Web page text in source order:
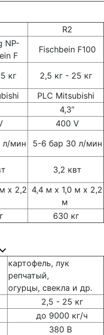
R2
NP-
F
Fischbein F100
кг
2,5 кг - 25 кг
PLC Mitsubishi
4,3”
400 V
л/мин
5-6 бар 30 л/мин
3,2 квт
x 2,2 4,4 м x 1,0 м x 2,2
м
630 кг
картофель, лук
репчатый,
огурцы, свекла и др.
2,5 - 25 кг
до 9000 кг/ч
380 В